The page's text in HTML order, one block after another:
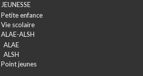
JEUNESSE
Petite enfance
Vie scolaire
ALAE-ALSH
ALAE
ALSH
Point jeunes